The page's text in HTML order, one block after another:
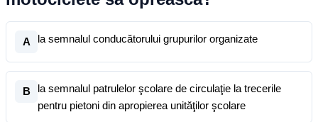
A la semnalul conducătorului grupurilor organizate
B
la semnalul patrulelor şcolare de circulaţie la trecerile
pentru pietoni din apropierea unităţilor şcolare